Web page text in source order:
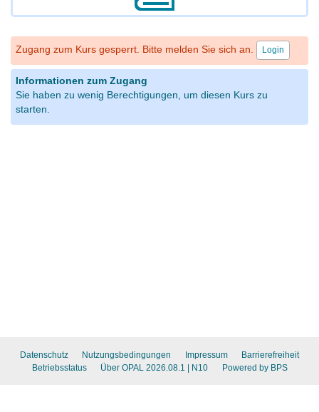
Zugang zum Kurs gesperrt. Bitte melden Sie sich an. Login
Informationen zum Zugang
Sie haben zu wenig Berechtigungen, um diesen Kurs zu
starten.
Datenschutz Nutzungsbedingungen Impressum
Barrierefreiheit
Betriebsstatus
Über OPAL 2026.08.1 | N10 Powered by BPS